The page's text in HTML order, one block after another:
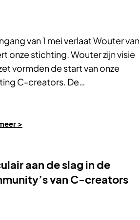
van 1 mei verlaat Wouter van
onze stichting. Wouter zijn visie
vormden de start van onze
C-creators. De…
>
aan de slag in de
van C-creators